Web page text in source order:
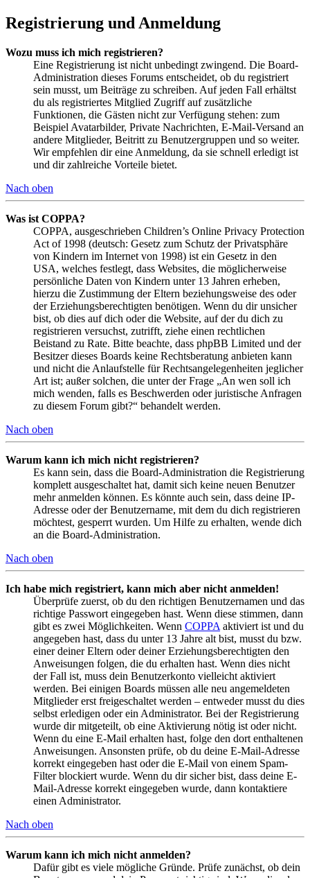
Registrierung und Anmeldung
Wozu muss ich mich registrieren?
Eine Registrierung ist nicht unbedingt zwingend. Die Board-
Administration dieses Forums entscheidet, ob du registriert
sein musst, um Beiträge zu schreiben. Auf jeden Fall erhältst
du als registriertes Mitglied Zugriff auf zusätzliche
Funktionen, die Gästen nicht zur Verfügung stehen: zum
Beispiel Avatarbilder, Private Nachrichten, E-Mail-Versand an
andere Mitglieder, Beitritt zu Benutzergruppen und so weiter.
Wir empfehlen dir eine Anmeldung, da sie schnell erledigt ist
und dir zahlreiche Vorteile bietet.
Nach oben
Was ist COPPA?
COPPA, ausgeschrieben Children’s Online Privacy Protection
Act of 1998 (deutsch: Gesetz zum Schutz der Privatsphäre
von Kindern im Internet von 1998) ist ein Gesetz in den
USA, welches festlegt, dass Websites, die möglicherweise
persönliche Daten von Kindern unter 13 Jahren erheben,
hierzu die Zustimmung der Eltern beziehungsweise des oder
der Erziehungsberechtigten benötigen. Wenn du dir unsicher
bist, ob dies auf dich oder die Website, auf der du dich zu
registrieren versuchst, zutrifft, ziehe einen rechtlichen
Beistand zu Rate. Bitte beachte, dass phpBB Limited und der
Besitzer dieses Boards keine Rechtsberatung anbieten kann
und nicht die Anlaufstelle für Rechtsangelegenheiten jeglicher
Art ist; außer solchen, die unter der Frage „An wen soll ich
mich wenden, falls es Beschwerden oder juristische Anfragen
zu diesem Forum gibt?“ behandelt werden.
Nach oben
Warum kann ich mich nicht registrieren?
Es kann sein, dass die Board-Administration die Registrierung
komplett ausgeschaltet hat, damit sich keine neuen Benutzer
mehr anmelden können. Es könnte auch sein, dass deine IP-
Adresse oder der Benutzername, mit dem du dich registrieren
möchtest, gesperrt wurden. Um Hilfe zu erhalten, wende dich
an die Board-Administration.
Nach oben
Ich habe mich registriert, kann mich aber nicht anmelden!
Überprüfe zuerst, ob du den richtigen Benutzernamen und das
richtige Passwort eingegeben hast. Wenn diese stimmen, dann
gibt es zwei Möglichkeiten. Wenn COPPA aktiviert ist und du
angegeben hast, dass du unter 13 Jahre alt bist, musst du bzw.
einer deiner Eltern oder deiner Erziehungsberechtigten den
Anweisungen folgen, die du erhalten hast. Wenn dies nicht
der Fall ist, muss dein Benutzerkonto vielleicht aktiviert
werden. Bei einigen Boards müssen alle neu angemeldeten
Mitglieder erst freigeschaltet werden – entweder musst du dies
selbst erledigen oder ein Administrator. Bei der Registrierung
wurde dir mitgeteilt, ob eine Aktivierung nötig ist oder nicht.
Wenn du eine E-Mail erhalten hast, folge den dort enthaltenen
Anweisungen. Ansonsten prüfe, ob du deine E-Mail-Adresse
korrekt eingegeben hast oder die E-Mail von einem Spam-
Filter blockiert wurde. Wenn du dir sicher bist, dass deine E-
Mail-Adresse korrekt eingegeben wurde, dann kontaktiere
einen Administrator.
Nach oben
Warum kann ich mich nicht anmelden?
Dafür gibt es viele mögliche Gründe. Prüfe zunächst, ob dein